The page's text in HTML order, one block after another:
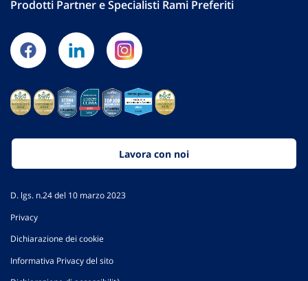
Prodotti Partner e Specialisti Rami Preferiti
Lavora con noi
D. lgs. n.24 del 10 marzo 2023
Privacy
Dichiarazione dei cookie
Informativa Privacy del sito